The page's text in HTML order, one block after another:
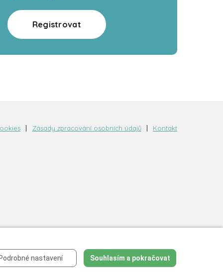
Registrovat
Zásady zpracování osobních údajů Kontakt
nastavení Souhlasím a pokračovat